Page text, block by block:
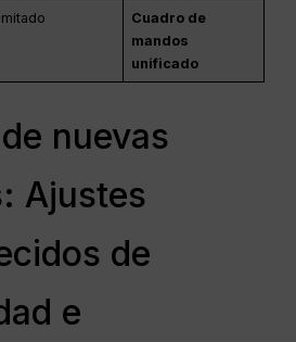
Cuadro de
mandos
unificado
nuevas
Ajustes
de
e